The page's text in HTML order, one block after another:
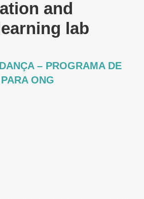
and
lab
– PROGRAMA DE
ONG